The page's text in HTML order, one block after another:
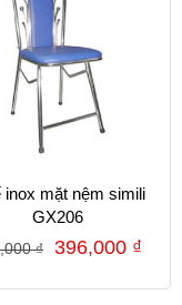
inox mặt nệm simili
GX206
₫ 396,000 ₫